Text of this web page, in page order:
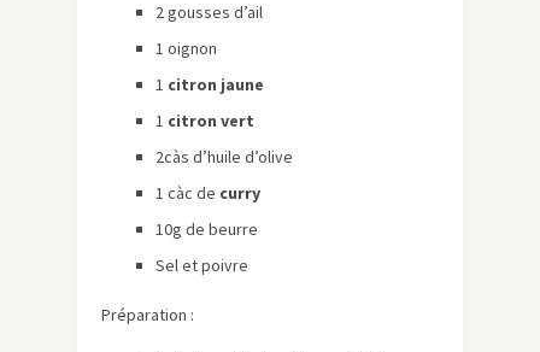
2 gousses d’ail
1 oignon
1 citron jaune
1 citron vert
2càs d’huile d’olive
1 càc de curry
10g de beurre
Sel et poivre
Préparation :